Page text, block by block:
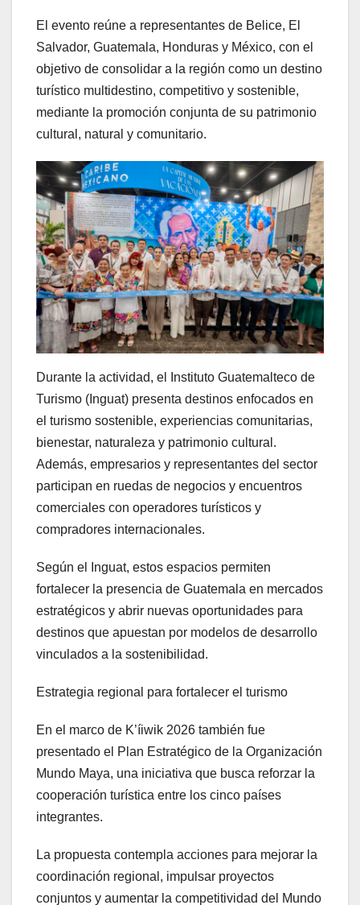
El evento reúne a representantes de Belice, El
Salvador, Guatemala, Honduras y México, con el
objetivo de consolidar a la región como un destino
turístico multidestino, competitivo y sostenible,
mediante la promoción conjunta de su patrimonio
cultural, natural y comunitario.
Durante la actividad, el Instituto Guatemalteco de
Turismo (Inguat) presenta destinos enfocados en
el turismo sostenible, experiencias comunitarias,
bienestar, naturaleza y patrimonio cultural.
Además, empresarios y representantes del sector
participan en ruedas de negocios y encuentros
comerciales con operadores turísticos y
compradores internacionales.
Según el Inguat, estos espacios permiten
fortalecer la presencia de Guatemala en mercados
estratégicos y abrir nuevas oportunidades para
destinos que apuestan por modelos de desarrollo
vinculados a la sostenibilidad.
Estrategia regional para fortalecer el turismo
En el marco de K’íiwik 2026 también fue
presentado el Plan Estratégico de la Organización
Mundo Maya, una iniciativa que busca reforzar la
cooperación turística entre los cinco países
integrantes.
La propuesta contempla acciones para mejorar la
coordinación regional, impulsar proyectos
conjuntos y aumentar la competitividad del Mundo